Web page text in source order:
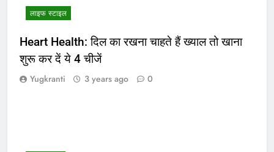
लाइफ स्टाइल
Heart Health: दिल का रखना चाहते हैं ख्याल तो खाना
शुरू कर दें ये 4 चीजें
Yugkranti 3 years ago 0